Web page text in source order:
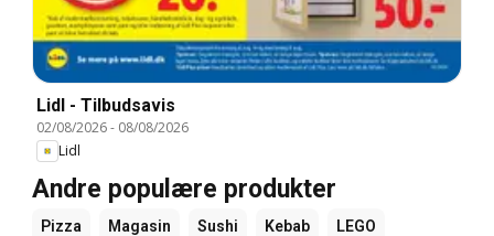
Lidl - Tilbudsavis
02/08/2026- 08/08/2026
Lidl
Andre populære produkter
Pizza Magasin Sushi Kebab LEGO